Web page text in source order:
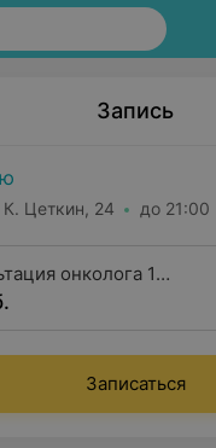
Запись
Цеткин, 24 до 21:00
онколога 1
категории
Записаться